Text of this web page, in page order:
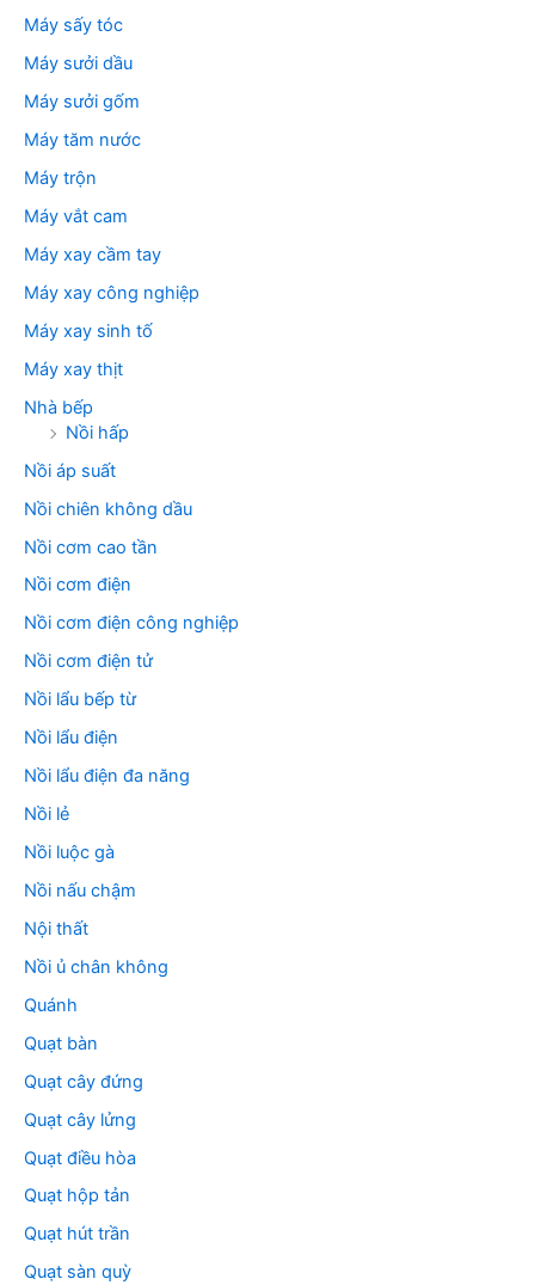
Máy sấy tóc
Máy sưởi dầu
Máy sưởi gốm
Máy tăm nước
Máy trộn
Máy vắt cam
Máy xay cầm tay
Máy xay công nghiệp
Máy xay sinh tố
Máy xay thịt
Nhà bếp
Nồi hấp
Nồi áp suất
Nồi chiên không dầu
Nồi cơm cao tần
Nồi cơm điện
Nồi cơm điện công nghiệp
Nồi cơm điện tử
Nồi lẩu bếp từ
Nồi lẩu điện
Nồi lẩu điện đa năng
Nồi lẻ
Nồi luộc gà
Nồi nấu chậm
Nội thất
Nồi ủ chân không
Quánh
Quạt bàn
Quạt cây đứng
Quạt cây lửng
Quạt điều hòa
Quạt hộp tản
Quạt hút trần
Quạt sàn quỳ